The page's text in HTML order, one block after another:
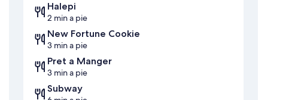
Halepi
2 min a pie
New Fortune Cookie
3 min a pie
Pret a Manger
3 min a pie
Subway